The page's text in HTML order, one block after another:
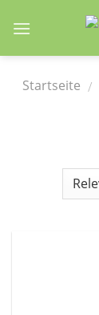
Startseite /